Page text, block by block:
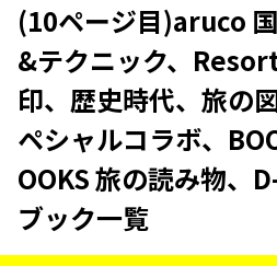
(10ページ目)aruco
&テクニック、
印、歴史時代、旅の
ペシャルコラボ、
OOKS 旅の読み物、
ブック一覧